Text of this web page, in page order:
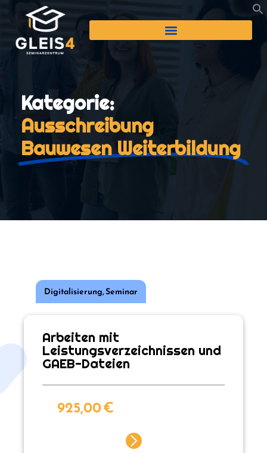
Kategorie:
Ausschreibung
Bauwesen Weiterbildung
Digitalisierung,Seminar
Arbeiten mit
Leistungsverzeichnissen und
GAEB-Dateien
925,00€